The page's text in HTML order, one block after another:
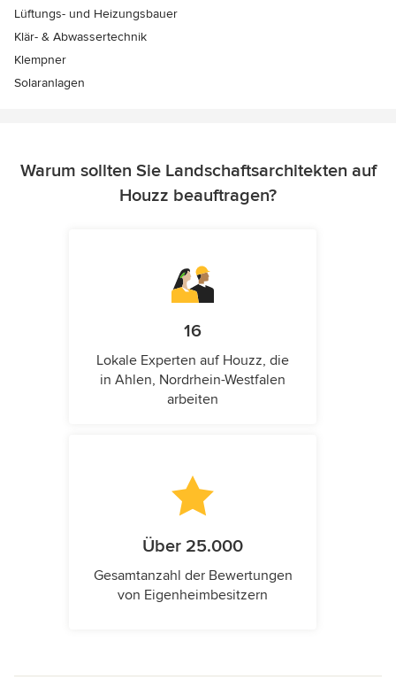
Lüftungs- und Heizungsbauer
Klär- & Abwassertechnik
Klempner
Solaranlagen
Warum sollten Sie Landschaftsarchitekten auf
Houzz beauftragen?
16
Lokale Experten auf Houzz, die
in Ahlen, Nordrhein-Westfalen
arbeiten
Über 25.000
Gesamtanzahl der Bewertungen
von Eigenheimbesitzern